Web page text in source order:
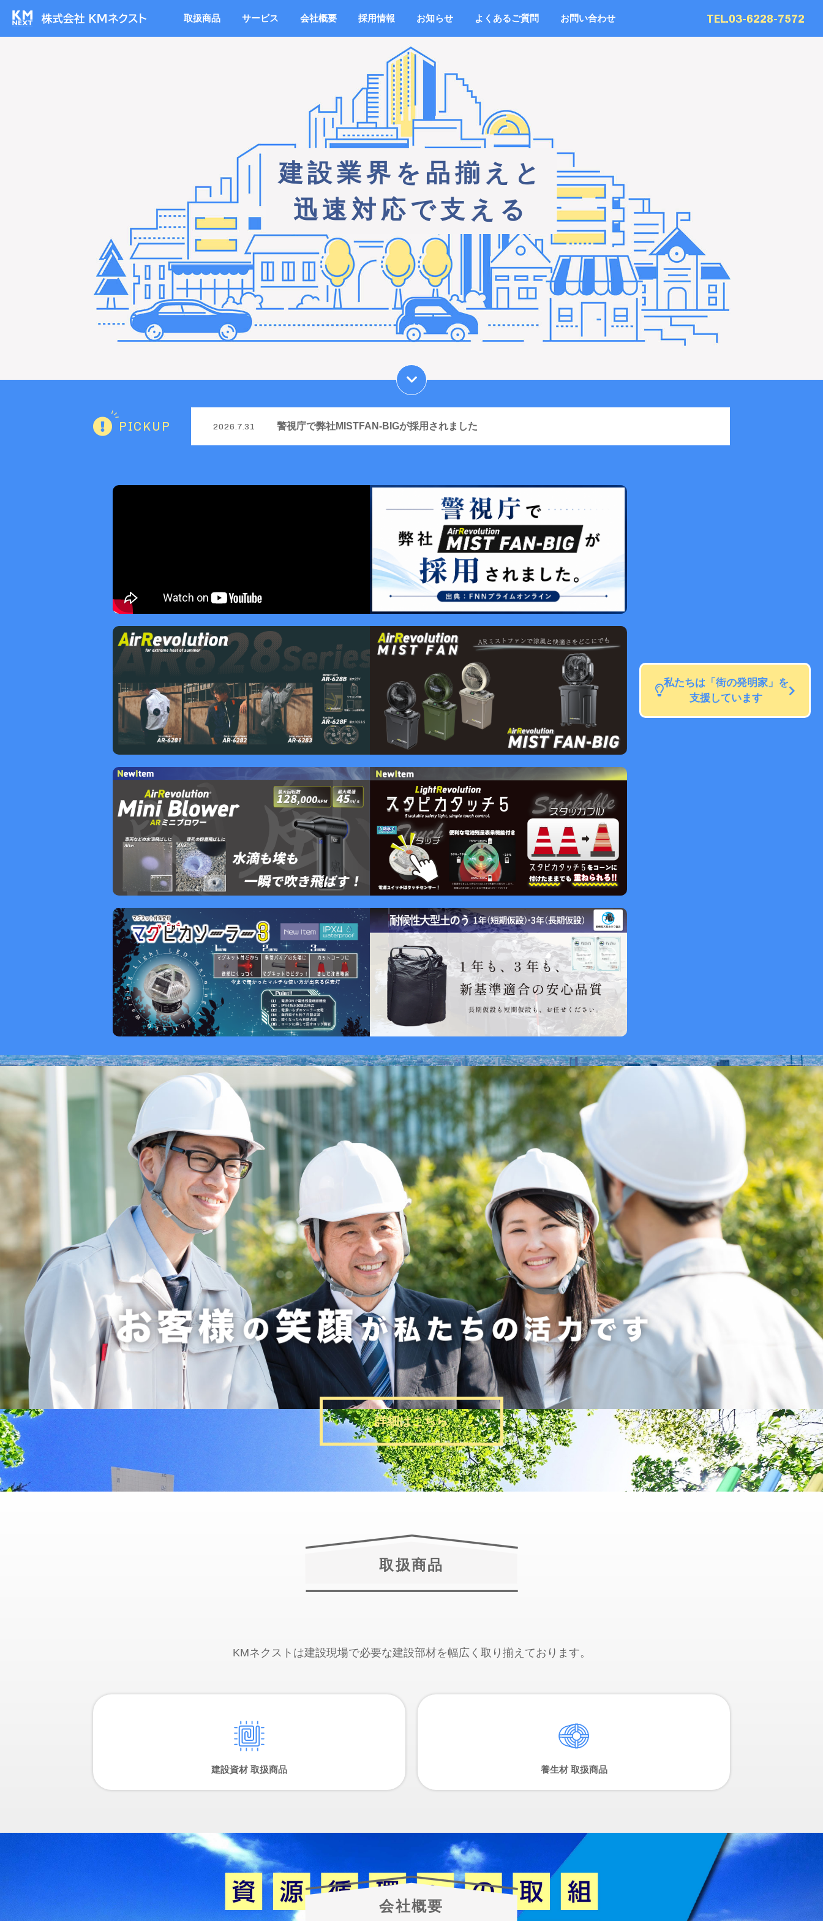
取扱商品 サービス 会社概要 採用情報 お知らせ よくあるご質問 お問い合わせ TEL.03-6228-7572
建設業界を品揃えと
迅速対応で支える
PICKUP 2026.7.31 警視庁で弊社MISTFAN-BIGが採用されました
私たちは「街の発明家」を
支援しています
お知らせ
2026.7.31 警視庁で弊社MISTFAN-BIGが採用されました
NEW 2026.7.8 夏季休業のお知らせ
2026.6.12 熱中症対策カタログ2026発刊のお知らせ
2026.4.20 臨時休業のお知らせ
2026.2.13 建設資材製品カタログ更新のお知らせ
詳細はこちら
取扱商品
KMネクストは建設現場で必要な建設部材を幅広く取り揃えております。
建設資材 取扱商品 養生材 取扱商品
会社概要